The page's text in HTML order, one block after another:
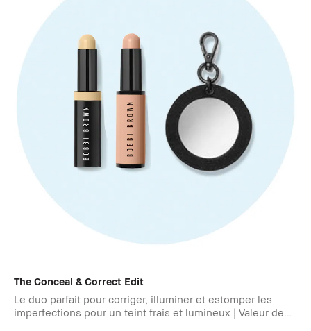
The Conceal & Correct Edit
Le duo parfait pour corriger, illuminer et estomper les
imperfections pour un teint frais et lumineux | Valeur de